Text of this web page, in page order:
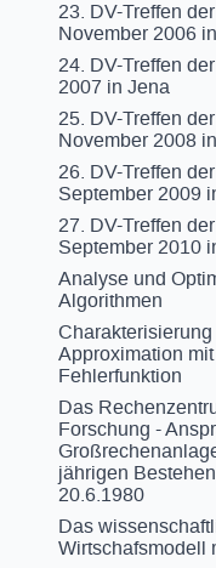
23. DV-Treffen
November 2006
24. DV-Treffen
2007 in Jena
25. DV-Treffen
November 2008
26. DV-Treffen
September 2009
27. DV-Treffen
September 2010
Analyse und
Algorithmen
Approximation
Fehlerfunktion
Das
Forschung -
jährigen
20.6.1980
Das
Wirtschafsmodell